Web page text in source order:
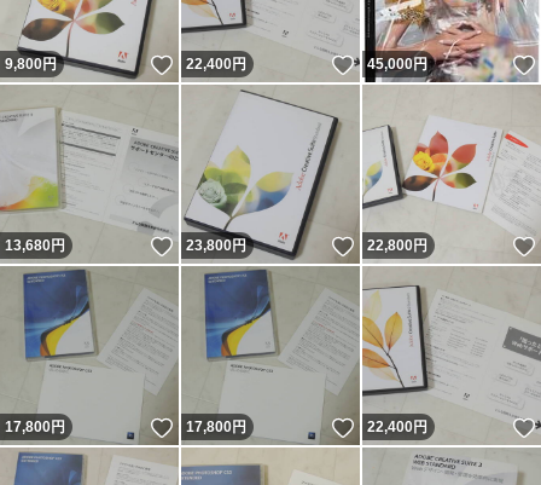
9,800円 いいね！
22,400円 いいね！
45,000円
13,680円 いいね！
23,800円 いいね！
22,800円
17,800円 いいね！
17,800円 いいね！
22,400円